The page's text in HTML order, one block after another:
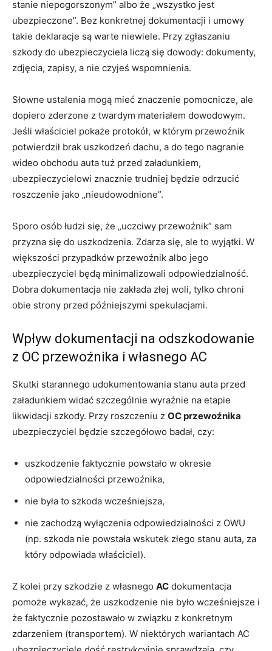
stanie niepogorszonym” albo że „wszystko jest
ubezpieczone”. Bez konkretnej dokumentacji i umowy
takie deklaracje są warte niewiele. Przy zgłaszaniu
szkody do ubezpieczyciela liczą się dowody: dokumenty,
zdjęcia, zapisy, a nie czyjeś wspomnienia.
Słowne ustalenia mogą mieć znaczenie pomocnicze, ale
dopiero zderzone z twardym materiałem dowodowym.
Jeśli właściciel pokaże protokół, w którym przewoźnik
potwierdził brak uszkodzeń dachu, a do tego nagranie
wideo obchodu auta tuż przed załadunkiem,
ubezpieczycielowi znacznie trudniej będzie odrzucić
roszczenie jako „nieudowodnione”.
Sporo osób łudzi się, że „uczciwy przewoźnik” sam
przyzna się do uszkodzenia. Zdarza się, ale to wyjątki. W
większości przypadków przewoźnik albo jego
ubezpieczyciel będą minimalizowali odpowiedzialność.
Dobra dokumentacja nie zakłada złej woli, tylko chroni
obie strony przed późniejszymi spekulacjami.
Wpływ dokumentacji na odszkodowanie
z OC przewoźnika i własnego AC
Skutki starannego udokumentowania stanu auta przed
załadunkiem widać szczególnie wyraźnie na etapie
likwidacji szkody. Przy roszczeniu z OC przewoźnika
ubezpieczyciel będzie szczegółowo badał, czy:
uszkodzenie faktycznie powstało w okresie
odpowiedzialności przewoźnika,
nie była to szkoda wcześniejsza,
nie zachodzą wyłączenia odpowiedzialności z OWU
(np. szkoda nie powstała wskutek złego stanu auta, za
który odpowiada właściciel).
Z kolei przy szkodzie z własnego AC dokumentacja
pomoże wykazać, że uszkodzenie nie było wcześniejsze i
że faktycznie pozostawało w związku z konkretnym
zdarzeniem (transportem). W niektórych wariantach AC